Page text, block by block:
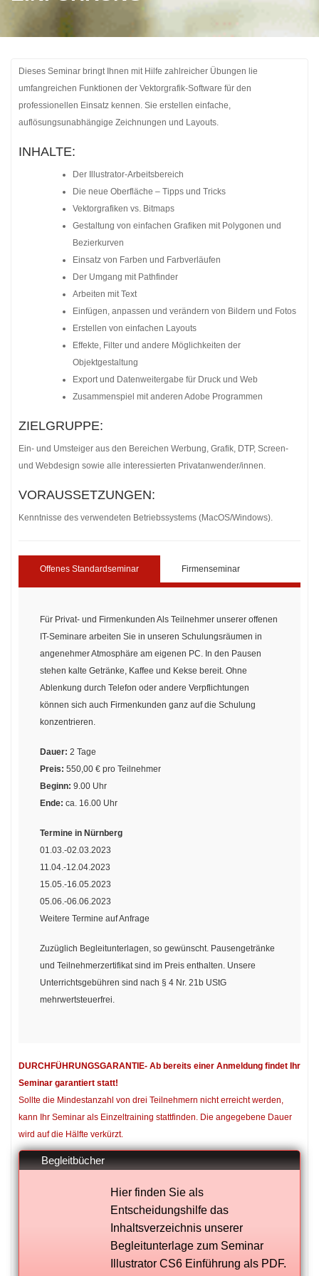
Dieses Seminar bringt Ihnen mit Hilfe zahlreicher Übungen lie
umfangreichen Funktionen der Vektorgrafik-Software für den
professionellen Einsatz kennen. Sie erstellen einfache,
auflösungsunabhängige Zeichnungen und Layouts.
INHALTE:
Der Illustrator-Arbeitsbereich
Die neue Oberfläche – Tipps und Tricks
Vektorgrafiken vs. Bitmaps
Gestaltung von einfachen Grafiken mit Polygonen und
Bezierkurven
Einsatz von Farben und Farbverläufen
Der Umgang mit Pathfinder
Arbeiten mit Text
Einfügen, anpassen und verändern von Bildern und Fotos
Erstellen von einfachen Layouts
Effekte, Filter und andere Möglichkeiten der
Objektgestaltung
Export und Datenweitergabe für Druck und Web
Zusammenspiel mit anderen Adobe Programmen
ZIELGRUPPE:
Ein- und Umsteiger aus den Bereichen Werbung, Grafik, DTP, Screen-
und Webdesign sowie alle interessierten Privatanwender/innen.
VORAUSSETZUNGEN:
Kenntnisse des verwendeten Betriebssystems (MacOS/Windows).
Offenes Standardseminar Firmenseminar
Für Privat- und Firmenkunden Als Teilnehmer unserer offenen
IT-Seminare arbeiten Sie in unseren Schulungsräumen in
angenehmer Atmosphäre am eigenen PC. In den Pausen
stehen kalte Getränke, Kaffee und Kekse bereit. Ohne
Ablenkung durch Telefon oder andere Verpflichtungen
können sich auch Firmenkunden ganz auf die Schulung
konzentrieren.
Dauer: 2 Tage
Preis: 550,00 € pro Teilnehmer
Beginn: 9.00 Uhr
Ende: ca. 16.00 Uhr
Termine in Nürnberg
01.03.-02.03.2023
11.04.-12.04.2023
15.05.-16.05.2023
05.06.-06.06.2023
Weitere Termine auf Anfrage
Zuzüglich Begleitunterlagen, so gewünscht. Pausengetränke
und Teilnehmerzertifikat sind im Preis enthalten. Unsere
Unterrichtsgebühren sind nach § 4 Nr. 21b UStG
mehrwertsteuerfrei.
DURCHFÜHRUNGSGARANTIE- Ab bereits einer Anmeldung findet Ihr
Seminar garantiert statt!
Sollte die Mindestanzahl von drei Teilnehmern nicht erreicht werden,
kann Ihr Seminar als Einzeltraining stattfinden. Die angegebene Dauer
wird auf die Hälfte verkürzt.
Begleitbücher
Hier finden Sie als
Entscheidungshilfe das
Inhaltsverzeichnis unserer
Begleitunterlage zum Seminar
Illustrator CS6 Einführung als PDF.